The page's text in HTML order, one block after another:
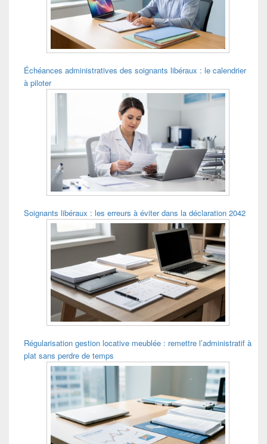
Échéances administratives des soignants libéraux : le calendrier
à piloter
Soignants libéraux : les erreurs à éviter dans la déclaration 2042
Régularisation gestion locative meublée : remettre l’administratif à
plat sans perdre de temps